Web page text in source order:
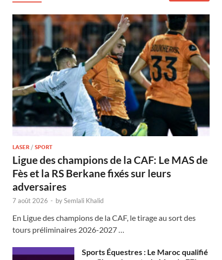
LASER / SPORT
Ligue des champions de la CAF: Le MAS de
Fès et la RS Berkane fixés sur leurs
adversaires
7 août 2026 - bySemlali Khalid
En Ligue des champions de la CAF, le tirage au sort des
tours préliminaires 2026-2027 …
Sports Équestres : Le Maroc qualifié